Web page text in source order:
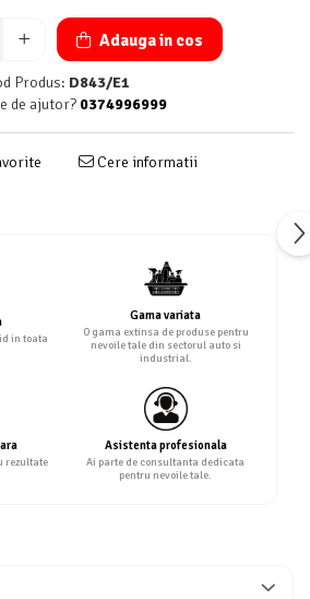
Adauga in cos
Produs: D843/E1
de ajutor? 0374996999
Cere informatii
in toata
Gama variata
O gama extinsa de produse pentru
nevoile tale din sectorul auto si
industrial.
rezultate
Asistenta profesionala
Ai parte de consultanta dedicata
pentru nevoile tale.